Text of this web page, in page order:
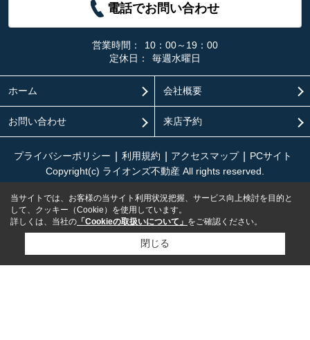
電話でお問い合わせ
営業時間：
10：00～19：00
定休日：
毎週水曜日
ホーム 会社概要
お問い合わせ 来店予約
プライバシーポリシー 利用規約 アクセスマップ
PCサイト
Copyright(c) ライオンズ不動産 All rights reserved.
当サイトでは、お客様の当サイト利用状況把握、サービス向上検討を目的と
して、クッキー（Cookie）を使用しています。
詳しくは、当社の 「Cookieの取扱いについて」 をご確認ください。
閉じる